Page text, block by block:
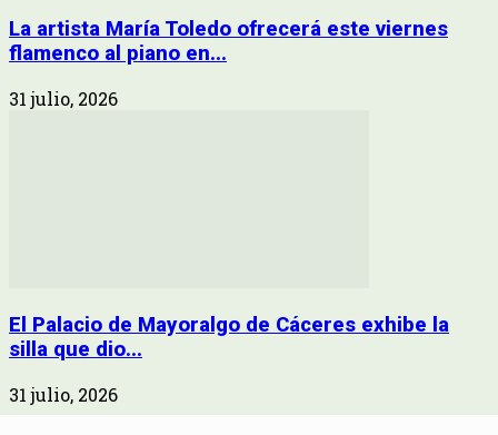
La artista María Toledo ofrecerá este viernes
flamenco al piano en...
31 julio, 2026
El Palacio de Mayoralgo de Cáceres exhibe la
silla que dio...
31 julio, 2026